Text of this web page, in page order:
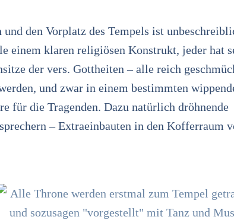
den Vorplatz des Tempels ist
einem klaren religiösen Konstrukt, jeder hat
der vers. Gottheiten – alle reich
und zwar in einem bestimmten
für die Tragenden. Dazu natürlich dröhnende
– Extraeinbauten in den Kofferraum